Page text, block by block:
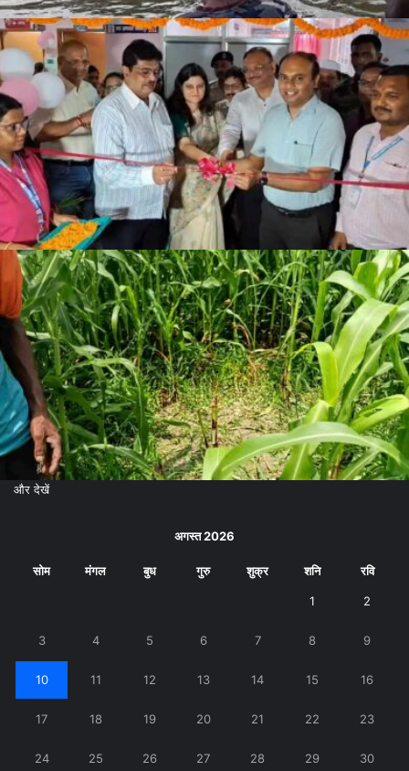
और देखें
अगस्त 2026
सोम मंगल बुध गुरु शुक्र शनि रवि
1 2
3 4 5 6 7 8 9
10 11 12 13 14 15 16
17 18 19 20 21 22 23
24 25 26 27 28 29 30